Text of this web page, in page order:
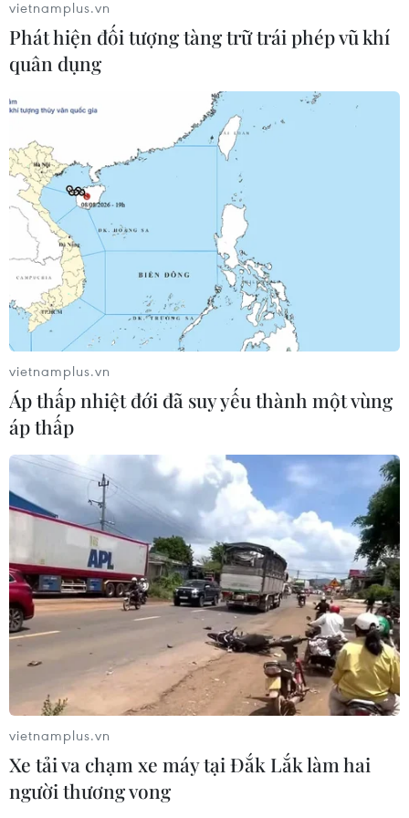
Hơn 100 người thiệt mạng trong mùa
mưa khốc liệt ở Ấn Độ
05/08/2026 09:39
Trung Quốc phóng thành công hai
vệ tinh siêu phổ Đông Phương Huệ
Nhãn
05/08/2026 07:16
Xem thêm
CƠ QUAN CHỦ QUẢN: THÔNG TẤN XÃ VIỆT NAM
Tổng Biên tập: TRẦN TIẾN DUẨN
Phó Tổng Biên tập: NGUYỄN THỊ TÁM, KHÚC THANH
Sở hữu trí tuệ
Quy định sử dụng
RSS
Hỗ trợ
Ngôn ngữ
TTXVN
Dịch vụ tin
Quảng cáo
Liên hệ
vietnamplus.vn
Phát hiện đối tượng tàng trữ trái phép vũ khí
quân dụng
vietnamplus.vn
Áp thấp nhiệt đới đã suy yếu thành một vùng
áp thấp
vietnamplus.vn
Xe tải va chạm xe máy tại Đắk Lắk làm hai
người thương vong